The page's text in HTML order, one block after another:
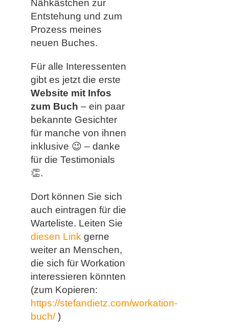
Nähkästchen zur
Entstehung und zum
Prozess meines
neuen Buches.
Für alle Interessenten
gibt es jetzt die erste
Website mit Infos
zum Buch – ein paar
bekannte Gesichter
für manche von ihnen
inklusive 😉 – danke
für die Testimonials
👏.
Dort können Sie sich
auch eintragen für die
Warteliste. Leiten Sie
diesen Link gerne
weiter an Menschen,
die sich für Workation
interessieren könnten
(zum Kopieren:
https://stefandietz.com/workation-
buch/)